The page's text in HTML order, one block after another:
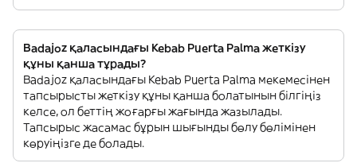
Badajoz қаласындағы Kebab Puerta Palma жеткізу
құны қанша тұрады?
Badajoz қаласындағы Kebab Puerta Palma мекемесінен
тапсырысты жеткізу құны қанша болатынын білгіңіз
келсе, ол беттің жоғарғы жағында жазылады.
Тапсырыс жасамас бұрын шығынды бөлу бөлімінен
көруіңізге де болады.